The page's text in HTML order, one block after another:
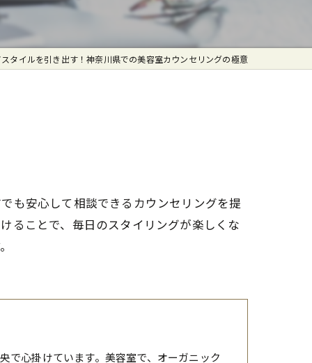
タイルを引き出す！神奈川県での美容室カウンセリングの極意
も安心して相談できるカウンセリングを提
ることで、毎日のスタイリングが楽しくな
で心掛けています。美容室で、オーガニック